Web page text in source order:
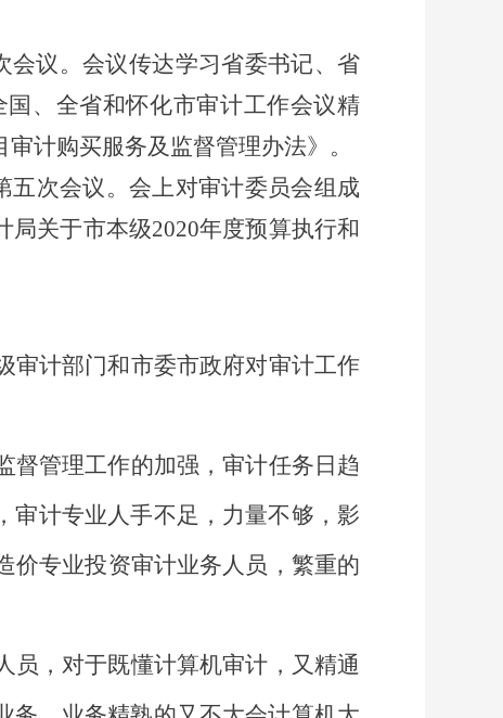
会议 。会议传达学习省委书记、省
、全省和怀化市审计工作会议精
审计购买服务及监督管理办法》 。
五次会议。会上对审计委员会组成
关于市本级2020年度预算执行和
审计部门和市委市政府对审计工作
督管理工作的加强，审计任务日趋
审计专业人手不足，力量不够，影
价专业投资审计业务人员 ，繁重的
员，对于既懂计算机审计，又精通